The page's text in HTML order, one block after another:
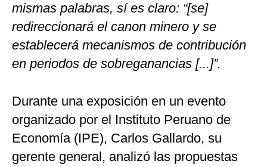
mismas palabras, sí es claro: “[se]
redireccionará el canon minero y se
establecerá mecanismos de contribución
en periodos de sobreganancias [...]”.
Durante una exposición en un evento
organizado por el Instituto Peruano de
Economía (IPE), Carlos Gallardo, su
gerente general, analizó las propuestas